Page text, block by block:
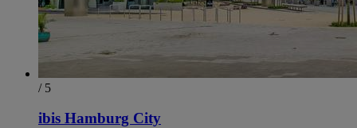
/ 5
ibis Hamburg City